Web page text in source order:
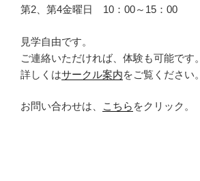
第2、第4金曜日 10：00～15：00
見学自由です。
ご連絡いただければ、体験も可能です。
詳しくはサークル案内をご覧ください。
お問い合わせは、 こちら をクリック。